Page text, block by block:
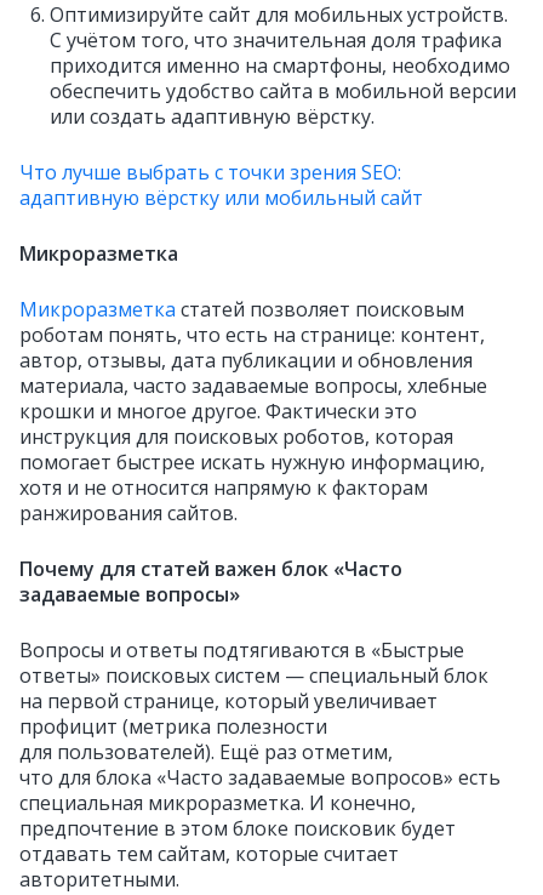
Оптимизируйте сайт для мобильных устройств.
С учётом того, что значительная доля трафика
приходится именно на смартфоны, необходимо
обеспечить удобство сайта в мобильной версии
или создать адаптивную вёрстку.
Что лучше выбрать с точки зрения SEO:
адаптивную вёрстку или мобильный сайт
Микроразметка
Микроразметка статей позволяет поисковым
роботам понять, что есть на странице: контент,
автор, отзывы, дата публикации и обновления
материала, часто задаваемые вопросы, хлебные
крошки и многое другое. Фактически это
инструкция для поисковых роботов, которая
помогает быстрее искать нужную информацию,
хотя и не относится напрямую к факторам
ранжирования сайтов.
Почему для статей важен блок «Часто
задаваемые вопросы»
Вопросы и ответы подтягиваются в «Быстрые
ответы» поисковых систем — специальный блок
на первой странице, который увеличивает
профицит (метрика полезности
для пользователей). Ещё раз отметим,
что для блока «Часто задаваемые вопросов» есть
специальная микроразметка. И конечно,
предпочтение в этом блоке поисковик будет
отдавать тем сайтам, которые считает
авторитетными.